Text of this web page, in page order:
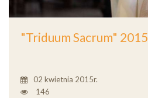
"Triduum Sacrum" 2015
02 kwietnia 2015r.
146